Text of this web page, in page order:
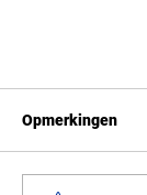
Opmerkingen